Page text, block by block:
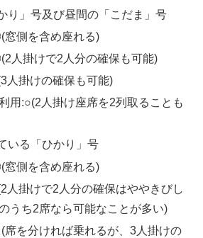
り」号及び昼間の「こだま」号
側を含め座れる)
人掛けで2人分の確保も可能)
人掛けの確保も可能)
用:○(2人掛け座席を2列取ることも
いる「ひかり」号
側を含め座れる)
人掛けで2人分の確保はややきびし
うち2席なら可能なことが多い)
を分ければ乗れるが、3人掛けの